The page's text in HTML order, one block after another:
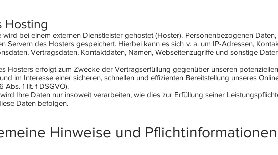
Hosting
wird bei einem externen Dienstleister gehostet (Hoster). Personenbezogenen
Servern des Hosters gespeichert. Hierbei kann es sich v. a. um IP-Adressen,
Vertragsdaten, Kontaktdaten, Namen, Webseitenzugriffe und sonstige
Hosters erfolgt zum Zwecke der Vertragserfüllung gegenüber unseren
im Interesse einer sicheren, schnellen und effizienten Bereitstellung unseres
Abs. 1 lit. f DSGVO).
Ihre Daten nur insoweit verarbeiten, wie dies zur Erfüllung seiner
Daten befolgen.
Hinweise und Pflichtinformationen